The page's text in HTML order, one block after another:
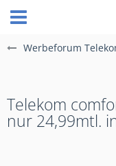
Werbeforum
Telekom
nur 24,99mtl.